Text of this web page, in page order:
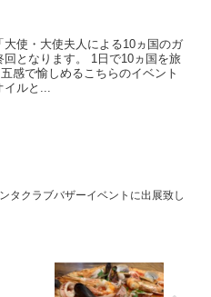
使・大使夫人による10ヵ国のガ
となります。 1日で10ヵ国を旅
感で愉しめるこちらのイベント
イルと...
タクラブバザーイベントに出展致し